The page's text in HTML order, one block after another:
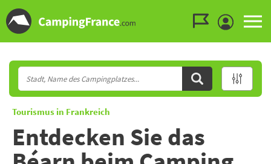
Tourismus in Frankreich
Entdecken Sie das